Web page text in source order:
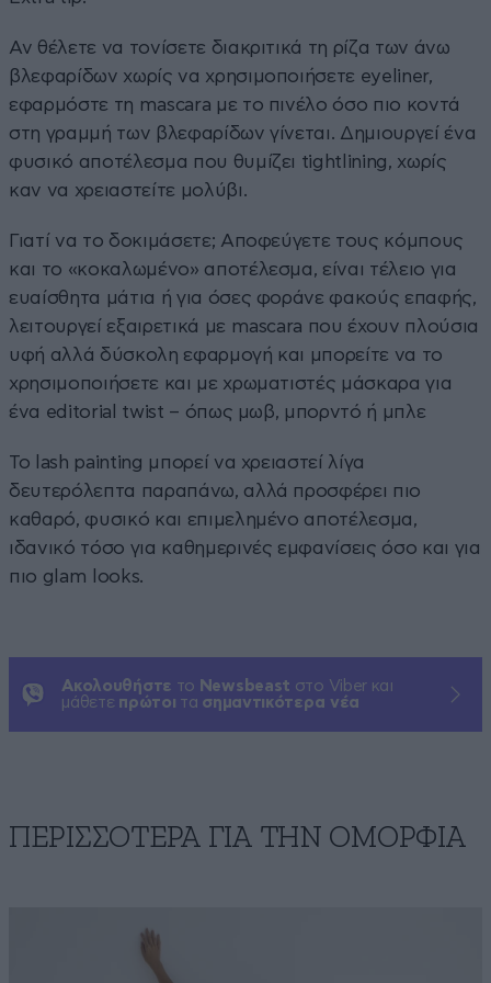
Αν θέλετε να τονίσετε διακριτικά τη ρίζα των άνω
βλεφαρίδων χωρίς να χρησιμοποιήσετε eyeliner,
εφαρμόστε τη mascara με το πινέλο όσο πιο κοντά
στη γραμμή των βλεφαρίδων γίνεται. Δημιουργεί ένα
φυσικό αποτέλεσμα που θυμίζει tightlining, χωρίς
καν να χρειαστείτε μολύβι.
Γιατί να το δοκιμάσετε; Αποφεύγετε τους κόμπους
και το «κοκαλωμένο» αποτέλεσμα, είναι τέλειο για
ευαίσθητα μάτια ή για όσες φοράνε φακούς επαφής,
λειτουργεί εξαιρετικά με mascara που έχουν πλούσια
υφή αλλά δύσκολη εφαρμογή και μπορείτε να το
χρησιμοποιήσετε και με χρωματιστές μάσκαρα για
ένα editorial twist – όπως μωβ, μπορντό ή μπλε
Το lash painting μπορεί να χρειαστεί λίγα
δευτερόλεπτα παραπάνω, αλλά προσφέρει πιο
καθαρό, φυσικό και επιμελημένο αποτέλεσμα,
ιδανικό τόσο για καθημερινές εμφανίσεις όσο και για
πιο glam looks.
Ακολουθήστε το Newsbeast στο Viber και
μάθετε πρώτοι τα σημαντικότερα νέα
ΠΕΡΙΣΣΟΤΕΡΑ ΓΙΑ ΤΗΝ ΟΜΟΡΦΙΑ